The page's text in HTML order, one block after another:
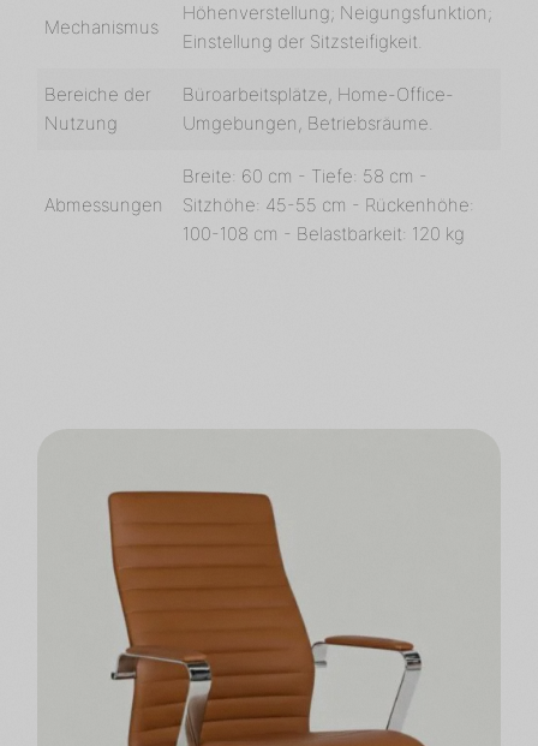
Mechanismus
Höhenverstellung; Neigungsfunktion;
Einstellung der Sitzsteifigkeit.
Bereiche der
Nutzung
Büroarbeitsplätze, Home-Office-
Umgebungen, Betriebsräume.
Abmessungen
Breite: 60 cm - Tiefe: 58 cm -
Sitzhöhe: 45-55 cm - Rückenhöhe:
100-108 cm - Belastbarkeit: 120 kg